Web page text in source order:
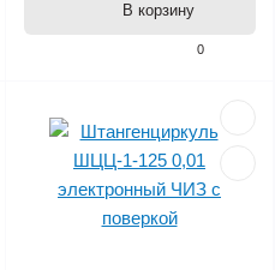
0
В корзину